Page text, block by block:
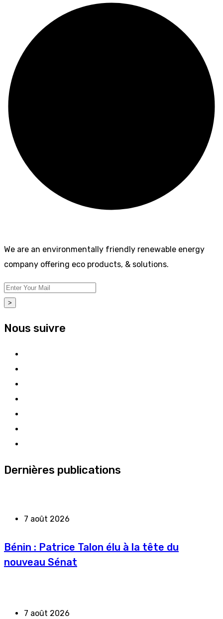
We are an environmentally friendly renewable energy
company offering eco products, & solutions.
>
Nous suivre
Dernières publications
7 août 2026
Bénin : Patrice Talon élu à la tête du
nouveau Sénat
7 août 2026